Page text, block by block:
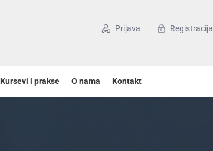
Prijava Registracija
Kursevi i prakse O nama Kontakt